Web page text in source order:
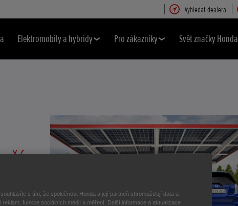
Vyhledat dealera
Elektromobily a hybridy Pro zákazníky Svět značky Honda
s tím, že společnost Honda a její partneři shromažďují data a
funkce sociálních médií a měření. Další informace a aktualizace